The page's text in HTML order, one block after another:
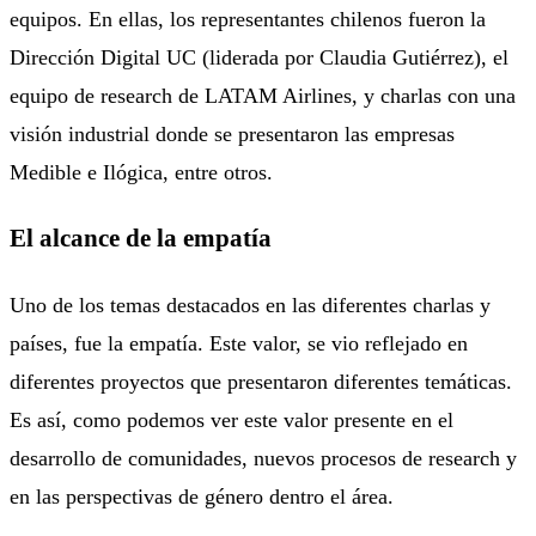
equipos. En ellas, los representantes chilenos fueron la
Dirección Digital UC (liderada por Claudia Gutiérrez), el
equipo de research de LATAM Airlines, y charlas con una
visión industrial donde se presentaron las empresas
Medible e Ilógica, entre otros.
El alcance de la empatía
Uno de los temas destacados en las diferentes charlas y
países, fue la empatía. Este valor, se vio reflejado en
diferentes proyectos que presentaron diferentes temáticas.
Es así, como podemos ver este valor presente en el
desarrollo de comunidades, nuevos procesos de research y
en las perspectivas de género dentro el área.